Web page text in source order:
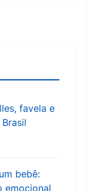
favela e
bebê:
emocional